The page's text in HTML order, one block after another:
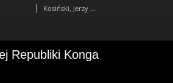
Kosiński, Jerzy (1954– )